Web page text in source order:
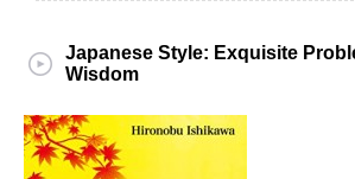
Japanese Style: Exquisite
Wisdom